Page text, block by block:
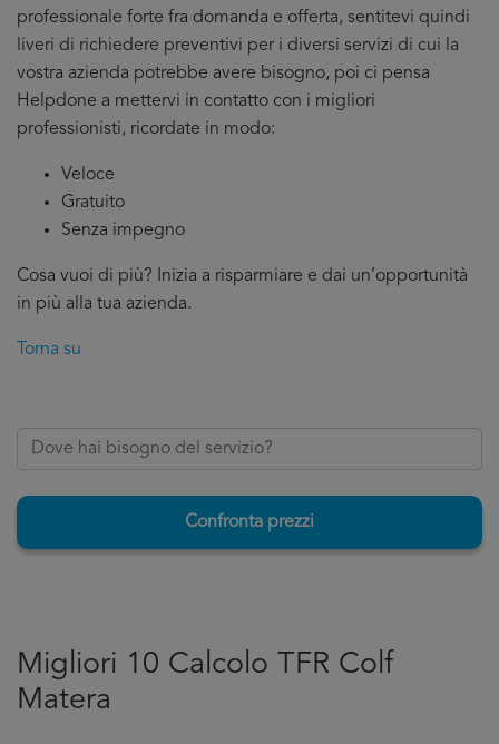
professionale forte fra domanda e offerta, sentitevi quindi
liveri di richiedere preventivi per i diversi servizi di cui la
vostra azienda potrebbe avere bisogno, poi ci pensa
Helpdone a mettervi in contatto con i migliori
professionisti, ricordate in modo:
Veloce
Gratuito
Senza impegno
Cosa vuoi di più? Inizia a risparmiare e dai un’opportunità
in più alla tua azienda.
Torna su
Confronta prezzi
Migliori 10 Calcolo TFR Colf
Matera